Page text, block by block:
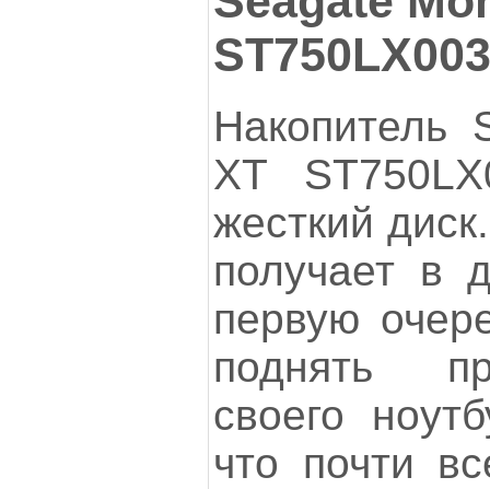
ST750LX003
Накопитель
XT
жесткий
получает в
первую
поднять
своего
что почти